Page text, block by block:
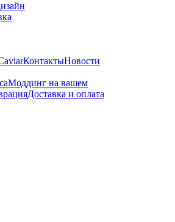
КонтактыНовости
Моддинг на вашем
Доставка и оплата